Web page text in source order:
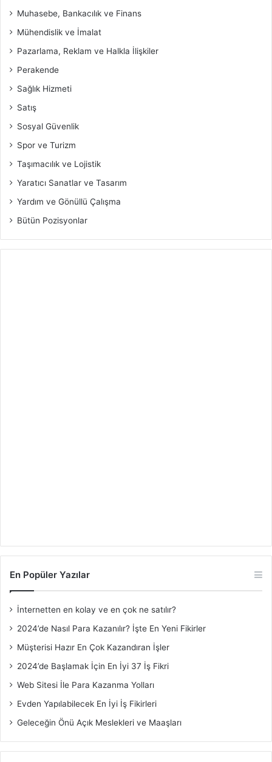
Muhasebe, Bankacılık ve Finans
Mühendislik ve İmalat
Pazarlama, Reklam ve Halkla İlişkiler
Perakende
Sağlık Hizmeti
Satış
Sosyal Güvenlik
Spor ve Turizm
Taşımacılık ve Lojistik
Yaratıcı Sanatlar ve Tasarım
Yardım ve Gönüllü Çalışma
Bütün Pozisyonlar
En Popüler Yazılar
İnternetten en kolay ve en çok ne satılır?
2024’de Nasıl Para Kazanılır? İşte En Yeni Fikirler
Müşterisi Hazır En Çok Kazandıran İşler
2024’de Başlamak İçin En İyi 37 İş Fikri
Web Sitesi İle Para Kazanma Yolları
Evden Yapılabilecek En İyi İş Fikirleri
Geleceğin Önü Açık Meslekleri ve Maaşları